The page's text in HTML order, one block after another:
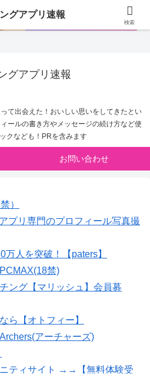
グアプリ速報
て出会えた！おいしい思いをしてきたとい
ールの書き方やメッセージの続け方など使
クなども！PRを含みます
お問い合わせ
）
プリ専門のプロフィール写真撮
人を突破！【paters】
禁)
ング【マリッシュ】会員募
ら【オトフィー】
アーチャーズ)
ティサイト →→【無料体験受
グアプリ速報
検索